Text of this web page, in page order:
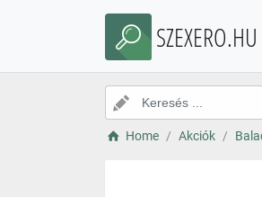
SZEXERO.HU
Home Akciók